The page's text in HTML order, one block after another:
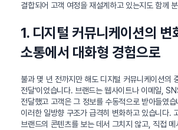
결합되어 고객 여정을 재설계하고 있는지도 함께
1. 디지털 커뮤니케이션의 변
소통에서 대화형 경험으로
불과 몇 년 전까지만 해도 디지털 커뮤니케이션의
전달’이었습니다. 브랜드는 웹사이트나 이메일,
전달했고 고객은 그 정보를 수동적으로 받아들였
이러한 일방향 구조가 급격히 변화하고 있습니다.
브랜드의 콘텐츠를 보는 데서 그치지 않고, 직접 메